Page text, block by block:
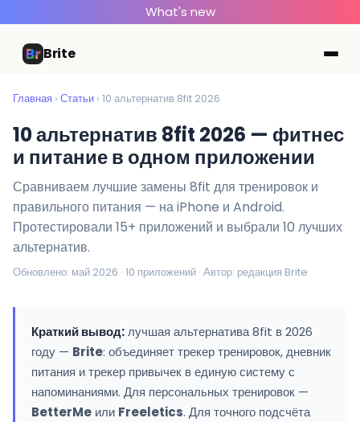
What's new
Brite
Главная › Статьи › 10 альтернатив 8fit 2026
10 альтернатив 8fit 2026 — фитнес
и питание в одном приложении
Сравниваем лучшие замены 8fit для тренировок и
правильного питания — на iPhone и Android.
Протестировали 15+ приложений и выбрали 10 лучших
альтернатив.
Обновлено: май 2026 · 10 приложений · Автор: редакция Brite
Краткий вывод:лучшая альтернатива 8fit в 2026
году — Brite: объединяет трекер тренировок, дневник
питания и трекер привычек в единую систему с
напоминаниями. Для персональных тренировок —
BetterMe или Freeletics. Для точного подсчёта